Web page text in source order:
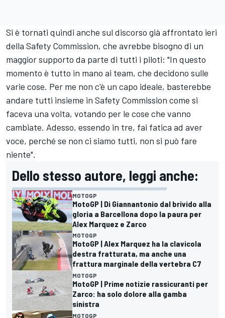
Si è tornati quindi anche sul discorso già affrontato ieri
della Safety Commission, che avrebbe bisogno di un
maggior supporto da parte di tutti i piloti: "In questo
momento è tutto in mano ai team, che decidono sulle
varie cose. Per me non c'è un capo ideale, basterebbe
andare tutti insieme in Safety Commission come si
faceva una volta, votando per le cose che vanno
cambiate. Adesso, essendo in tre, fai fatica ad aver
voce, perché se non ci siamo tutti, non si può fare
niente".
Dello stesso autore, leggi anche:
MOTOGP
MotoGP | Di Giannantonio dal brivido alla
gloria a Barcellona dopo la paura per
Alex Marquez e Zarco
MOTOGP
MotoGP | Alex Marquez ha la clavicola
destra fratturata, ma anche una
frattura marginale della vertebra C7
MOTOGP
MotoGP | Prime notizie rassicuranti per
Zarco: ha solo dolore alla gamba
sinistra
MOTOGP